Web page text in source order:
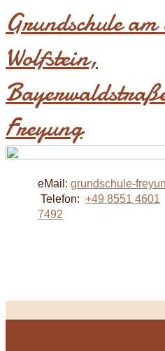
Grundschule am
Wolfstein​,
Freyung
eMail: grundschule-
Telefon: +49 8551 4601
7492